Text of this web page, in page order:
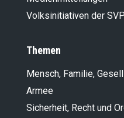
Volksinitiativen der SVP
Themen
Mensch, Familie,
Armee
Sicherheit, Recht und